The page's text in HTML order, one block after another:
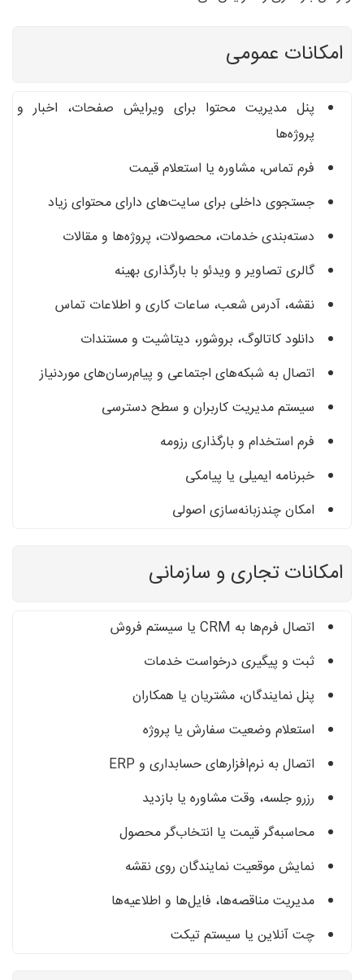
امکانات عمومی
پنل مدیریت محتوا برای ویرایش صفحات، اخبار و
پروژه‌ها
فرم تماس، مشاوره یا استعلام قیمت
جستجوی داخلی برای سایت‌های دارای محتوای زیاد
دسته‌بندی خدمات، محصولات، پروژه‌ها و مقالات
گالری تصاویر و ویدئو با بارگذاری بهینه
نقشه، آدرس شعب، ساعات کاری و اطلاعات تماس
دانلود کاتالوگ، بروشور، دیتاشیت و مستندات
اتصال به شبکه‌های اجتماعی و پیام‌رسان‌های موردنیاز
سیستم مدیریت کاربران و سطح دسترسی
فرم استخدام و بارگذاری رزومه
خبرنامه ایمیلی یا پیامکی
امکان چندزبانه‌سازی اصولی
امکانات تجاری و سازمانی
اتصال فرم‌ها به CRM یا سیستم فروش
ثبت و پیگیری درخواست خدمات
پنل نمایندگان، مشتریان یا همکاران
استعلام وضعیت سفارش یا پروژه
اتصال به نرم‌افزارهای حسابداری و ERP
رزرو جلسه، وقت مشاوره یا بازدید
محاسبه‌گر قیمت یا انتخاب‌گر محصول
نمایش موقعیت نمایندگان روی نقشه
مدیریت مناقصه‌ها، فایل‌ها و اطلاعیه‌ها
چت آنلاین یا سیستم تیکت